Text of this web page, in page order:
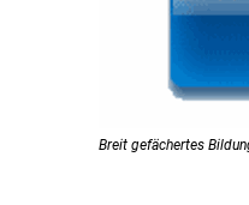
Breit gefächertes